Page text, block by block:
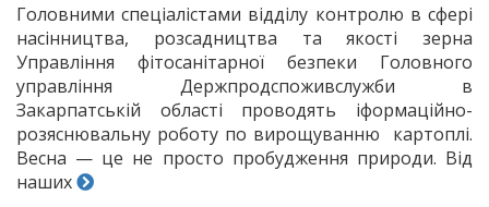
Головними спеціалістами відділу контролю в сфері
насінництва, розсадництва та якості зерна
Управління фітосанітарної безпеки Головного
управління Держпродспоживслужби в
Закарпатській області проводять іформаційно-
розяснювальну роботу по вирощуванню картоплі.
Весна — це не просто пробудження природи. Від
наших